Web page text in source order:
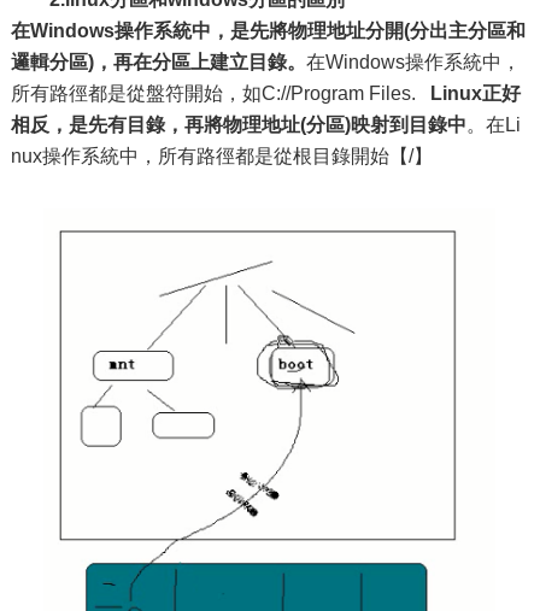
在Windows操作系統中，是先將物理地址分開(分出主分區和
邏輯分區)，再在分區上建立目錄。 在Windows操作系統中，
所有路徑都是從盤符開始，如C://Program Files.
Linux正好
相反，是先有目錄，再將物理地址(分區)映射到目錄中。在Li
nux操作系統中，所有路徑都是從根目錄開始【/】